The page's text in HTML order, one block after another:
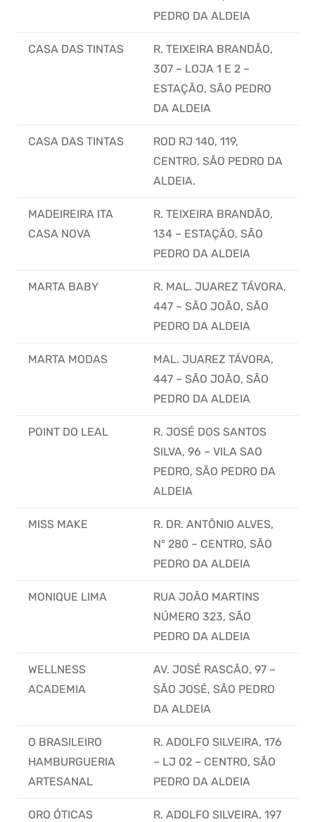
PEDRO DA ALDEIA
CASA DAS TINTAS
R. TEIXEIRA BRANDÃO,
307 – LOJA 1 E 2 –
ESTAÇÃO, SÃO PEDRO
DA ALDEIA
CASA DAS TINTAS
ROD RJ 140, 119,
CENTRO, SÃO PEDRO DA
ALDEIA.
MADEIREIRA ITA
CASA NOVA
R. TEIXEIRA BRANDÃO,
134 – ESTAÇÃO, SÃO
PEDRO DA ALDEIA
MARTA BABY
R. MAL. JUAREZ TÁVORA,
447 – SÃO JOÃO, SÃO
PEDRO DA ALDEIA
MARTA MODAS
MAL. JUAREZ TÁVORA,
447 – SÃO JOÃO, SÃO
PEDRO DA ALDEIA
POINT DO LEAL
R. JOSÉ DOS SANTOS
SILVA, 96 – VILA SAO
PEDRO, SÃO PEDRO DA
ALDEIA
MISS MAKE
R. DR. ANTÔNIO ALVES,
N° 280 – CENTRO, SÃO
PEDRO DA ALDEIA
MONIQUE LIMA
RUA JOÃO MARTINS
NÚMERO 323, SÃO
PEDRO DA ALDEIA
WELLNESS
ACADEMIA
AV. JOSÉ RASCÃO, 97 –
SÃO JOSÉ, SÃO PEDRO
DA ALDEIA
O BRASILEIRO
HAMBURGUERIA
ARTESANAL
R. ADOLFO SILVEIRA, 176
– LJ 02 – CENTRO, SÃO
PEDRO DA ALDEIA
ORO ÓTICAS
R. ADOLFO SILVEIRA, 197